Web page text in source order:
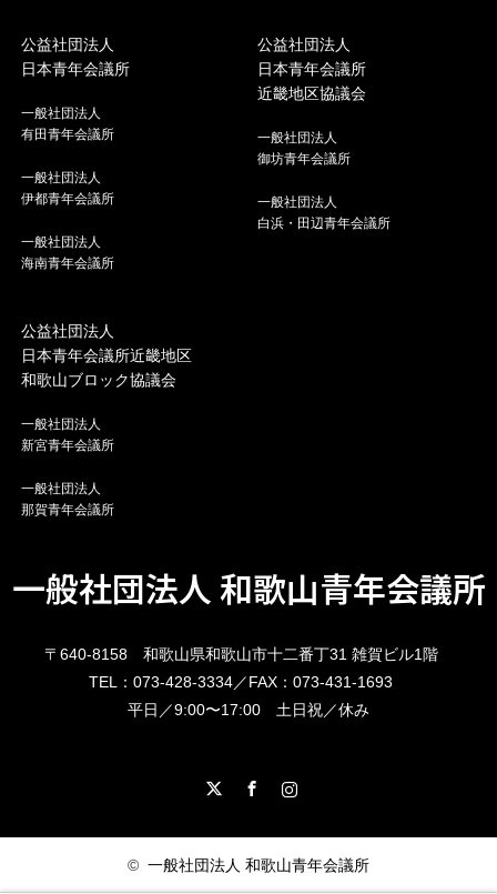
公益社団法人
日本青年会議所
一般社団法人
有田青年会議所
一般社団法人
伊都青年会議所
一般社団法人
海南青年会議所
公益社団法人
日本青年会議所
近畿地区協議会
一般社団法人
御坊青年会議所
一般社団法人
白浜・田辺青年会議所
公益社団法人
日本青年会議所近畿地区
和歌山ブロック協議会
一般社団法人
新宮青年会議所
一般社団法人
那賀青年会議所
一般社団法人 和歌山青年会議所
〒640-8158 和歌山県和歌山市十二番丁31 雑賀ビル1階
TEL：073-428-3334／FAX：073-431-1693
平日／9:00〜17:00 土日祝／休み
© 一般社団法人 和歌山青年会議所